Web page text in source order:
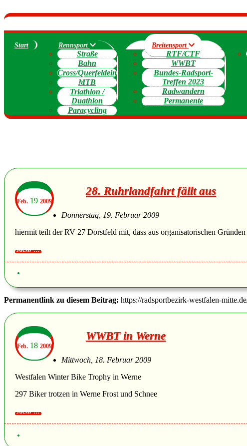
Start Rennsport
Straße
Bahn
Cross/Querfeldein
MTB
Triathlon /
Duathlon
Paracycling
Breitensport
RTF/CTF
WWBT
Bundes-Radsport-
Treffen 2023
Radwandern
Permanente
Feb. 19 2009
28. Ruhrlandfahrt fällt aus
Donnerstag, 19. Februar 2009
hiermit teilt der RV 27 Dorstfeld mit, dass aus organisatorischen
Permanentlink zu diesem Beitrag: https://radsportbezirk-westfalen-
Feb. 18 2009
WWBT in Werne
Mittwoch, 18. Februar 2009
Westfalen Winter Bike Trophy in Werne
297 Biker trotzen in Werne Frost und Schnee